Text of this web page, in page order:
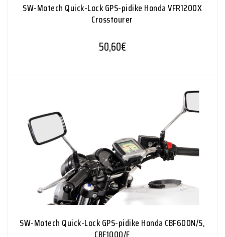
SW-Motech Quick-Lock GPS-pidike Honda VFR1200X
Crosstourer
50,60€
SW-Motech Quick-Lock GPS-pidike Honda CBF600N/​S,